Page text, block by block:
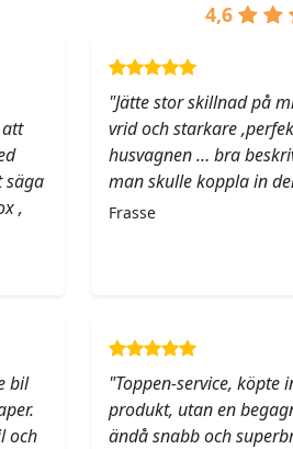
4,6
säga
,
"Jätte stor skillnad på
vrid och starkare
husvagnen … bra
man skulle koppla in
Frasse
bil
och
"Toppen-service, köpte
produkt, utan en
ändå snabb och